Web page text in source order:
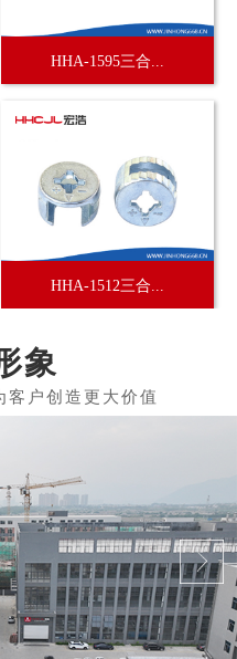
HHA-1595三合...
HHA-1512三合...
象